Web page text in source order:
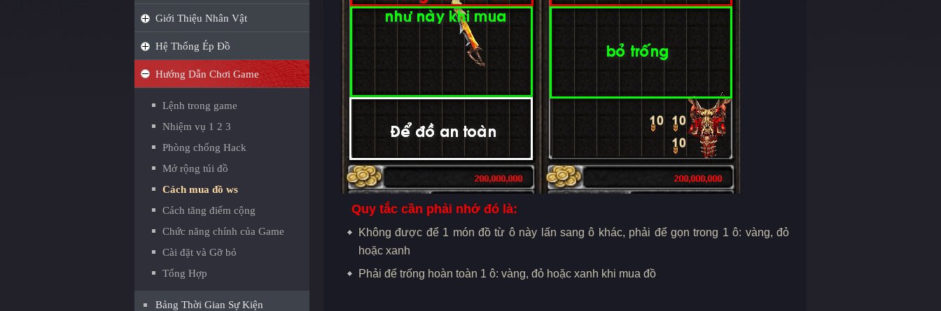
Giới Thiệu Nhân Vật
Hệ Thống Ép Đồ
Hướng Dẫn Chơi Game
Lệnh trong game
Nhiệm vụ 1 2 3
Phòng chống Hack
Mở rộng túi đồ
Cách mua đồ ws
Cách tăng điểm cộng
Chức năng chính của Game
Cài đặt và Gỡ bỏ
Tổng Hợp
Bảng Thời Gian Sự Kiện
Quy tắc cần phải nhớ đó là:
Không được để 1 món đồ từ ô này lấn sang ô khác, phải để gọn trong 1 ô: vàng, đỏ
hoặc xanh
Phải để trống hoàn toàn 1 ô: vàng, đỏ hoặc xanh khi mua đồ